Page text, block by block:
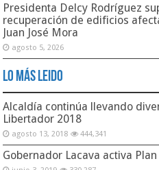
Presidenta Delcy Rodríguez
recuperación de edificios
Juan José Mora
agosto 5, 2026
Lo Más Leido
Alcaldía continúa llevando
Libertador 2018
agosto 13, 2018 444,341
Gobernador Lacava activa